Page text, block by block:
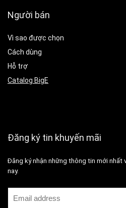
Người bán
Vì sao được chọn
Cách dùng
Hỗ trợ
Catalog BigE
Đăng ký tin khuyến mãi
Đăng ký nhận những thông tin mới nhất
nay.